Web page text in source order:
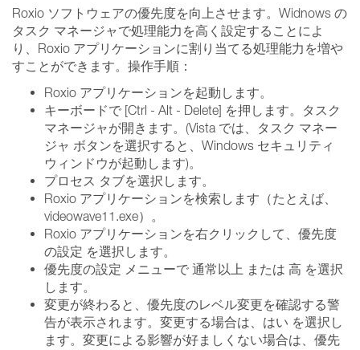
Roxio ソフトウェアの優先度を向上させます。Widnows の
タスク マネージャで処理能力を高く設定することによ
り、Roxio アプリケーションに割り当てる処理能力を増や
すことができます。操作手順：
Roxio アプリケーションを起動します。
キーボードで [Ctrl - Alt - Delete] を押します。タスク
マネージャが開きます。(Vista では、タスク マネー
ジャ ボタンを選択すると、Windows セキュリティ
ウィンドウが起動します)。
プロセス タブを選択します。
Roxio アプリケーションを検索します（たとえば、
videowave11.exe）。
Roxio アプリケーションを右クリックして、優先度
の設定 を選択します。
優先度の設定 メニューで 通常以上 または 高 を選択
します。
変更が終わると、優先度のレベル変更を確認する警
告が表示されます。変更する場合は、はい を選択し
ます。変更による影響が好ましくない場合は、優先